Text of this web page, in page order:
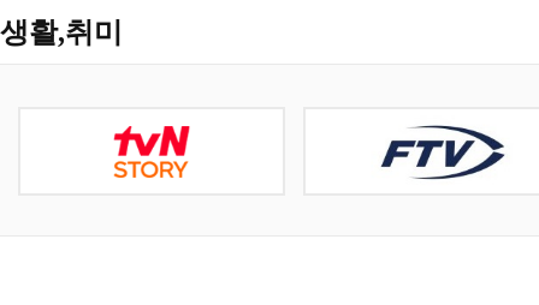
생활,취미